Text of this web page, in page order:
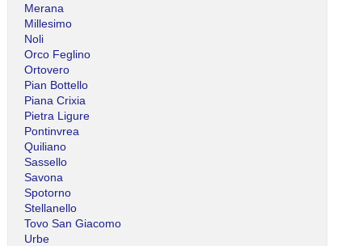
Merana
Millesimo
Noli
Orco Feglino
Ortovero
Pian Bottello
Piana Crixia
Pietra Ligure
Pontinvrea
Quiliano
Sassello
Savona
Spotorno
Stellanello
Tovo San Giacomo
Urbe